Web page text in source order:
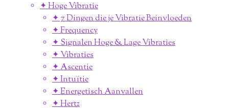
✦ Hoge Vibratie
✦ 7 Dingen die je Vibratie Beinvloeden
✦ Frequency
✦ Signalen Hoge & Lage Vibraties
✦ Vibraties
✦ Ascentie
✦ Intuïtie
✦ Energetisch Aanvallen
✦ Hertz